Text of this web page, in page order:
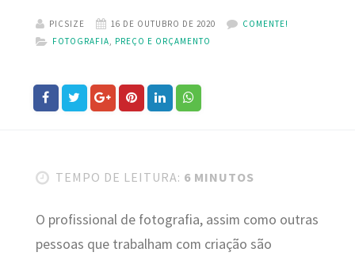
PICSIZE 16 DE OUTUBRO DE 2020
COMENTE!
FOTOGRAFIA
PREÇO E ORÇAMENTO
TEMPO DE LEITURA: 6 MINUTOS
O profissional de fotografia, assim como outras
pessoas que trabalham com criação são